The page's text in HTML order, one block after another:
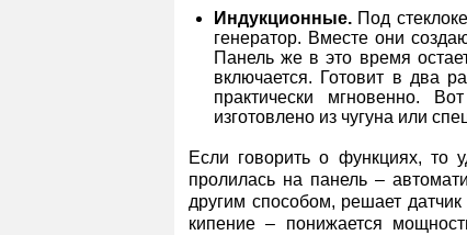
Индукционные. Под
генератор. Вместе они
Панель же в это время
включается. Готовит в два
практически мгновенно.
изготовлено из чугуна или
Если говорить о функциях, то
пролилась на панель –
другим способом, решает
кипение – понижается